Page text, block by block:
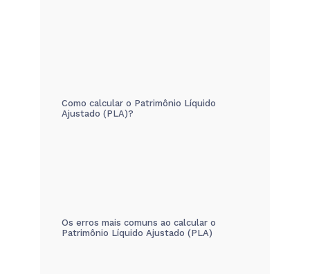
Como calcular o Patrimônio Líquido
Ajustado (PLA)?
Os erros mais comuns ao calcular o
Patrimônio Líquido Ajustado (PLA)